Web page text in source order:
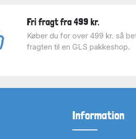
Fri fragt fra 499 kr.
Køber du for over 499 kr. så
fragten til en GLS pakkeshop.
Information